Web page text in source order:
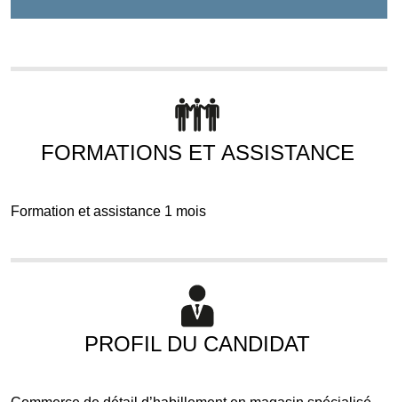
FORMATIONS ET ASSISTANCE
Formation et assistance 1 mois
PROFIL DU CANDIDAT